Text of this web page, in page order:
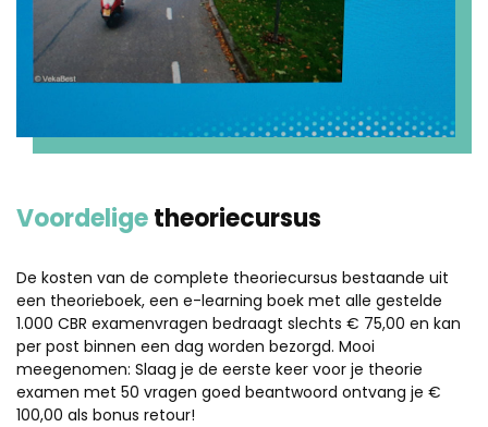
Voordeligetheoriecursus
De kosten van de complete theoriecursus bestaande uit
een theorieboek, een e-learning boek met alle gestelde
1.000 CBR examenvragen bedraagt slechts € 75,00 en kan
per post binnen een dag worden bezorgd. Mooi
meegenomen: Slaag je de eerste keer voor je theorie
examen met 50 vragen goed beantwoord ontvang je €
100,00 als bonus retour!